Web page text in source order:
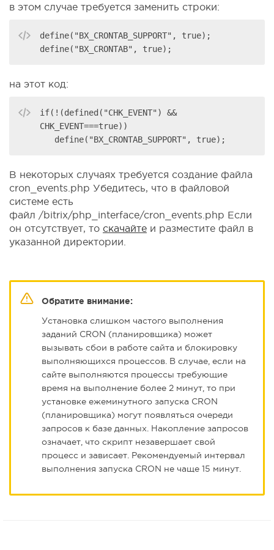
в этом случае требуется заменить строки:
define("BX_CRONTAB_SUPPORT", true);
define("BX_CRONTAB", true);
на этот код:
if(!(defined("CHK_EVENT") &&
CHK_EVENT===true))
   define("BX_CRONTAB_SUPPORT", true);
В некоторых случаях требуется создание файла
cron_events.php Убедитесь, что в файловой
системе есть
файл /bitrix/php_interface/cron_events.php Если
он отсутствует, то скачайте и разместите файл в
указанной директории.
Обратите внимание:
Установка слишком частого выполнения
заданий CRON (планировщика) может
вызывать сбои в работе сайта и блокировку
выполняющихся процессов. В случае, если на
сайте выполняются процессы требующие
время на выполнение более 2 минут, то при
установке ежеминутного запуска CRON
(планировщика) могут появляться очереди
запросов к базе данных. Накопление запросов
означает, что скрипт незавершает свой
процесс и зависает. Рекомендуемый интервал
выполнения запуска CRON не чаще 15 минут.